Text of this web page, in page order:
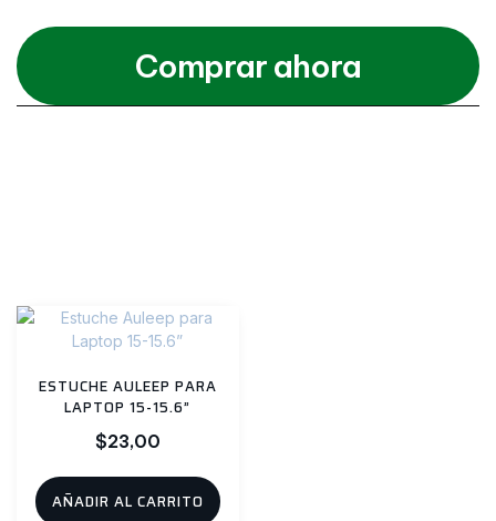
Comprar ahora
ESTUCHE AULEEP PARA
LAPTOP 15-15.6”
$23,00
AÑADIR AL CARRITO